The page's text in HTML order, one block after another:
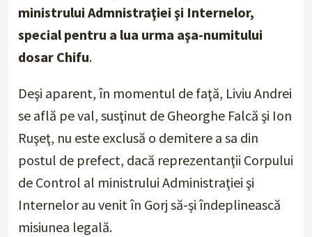
ministrului Admnistraţiei şi Internelor,
special pentru a lua urma aşa-numitului
dosar Chifu.
Deşi aparent, în momentul de faţă, Liviu Andrei
se află pe val, susţinut de Gheorghe Falcă şi Ion
Ruşeţ, nu este exclusă o demitere a sa din
postul de prefect, dacă reprezentanţii Corpului
de Control al ministrului Administraţiei şi
Internelor au venit în Gorj să-şi îndeplinească
misiunea legală.